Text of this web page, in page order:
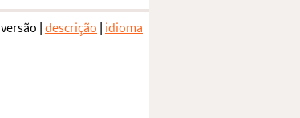
versão | descrição | idioma